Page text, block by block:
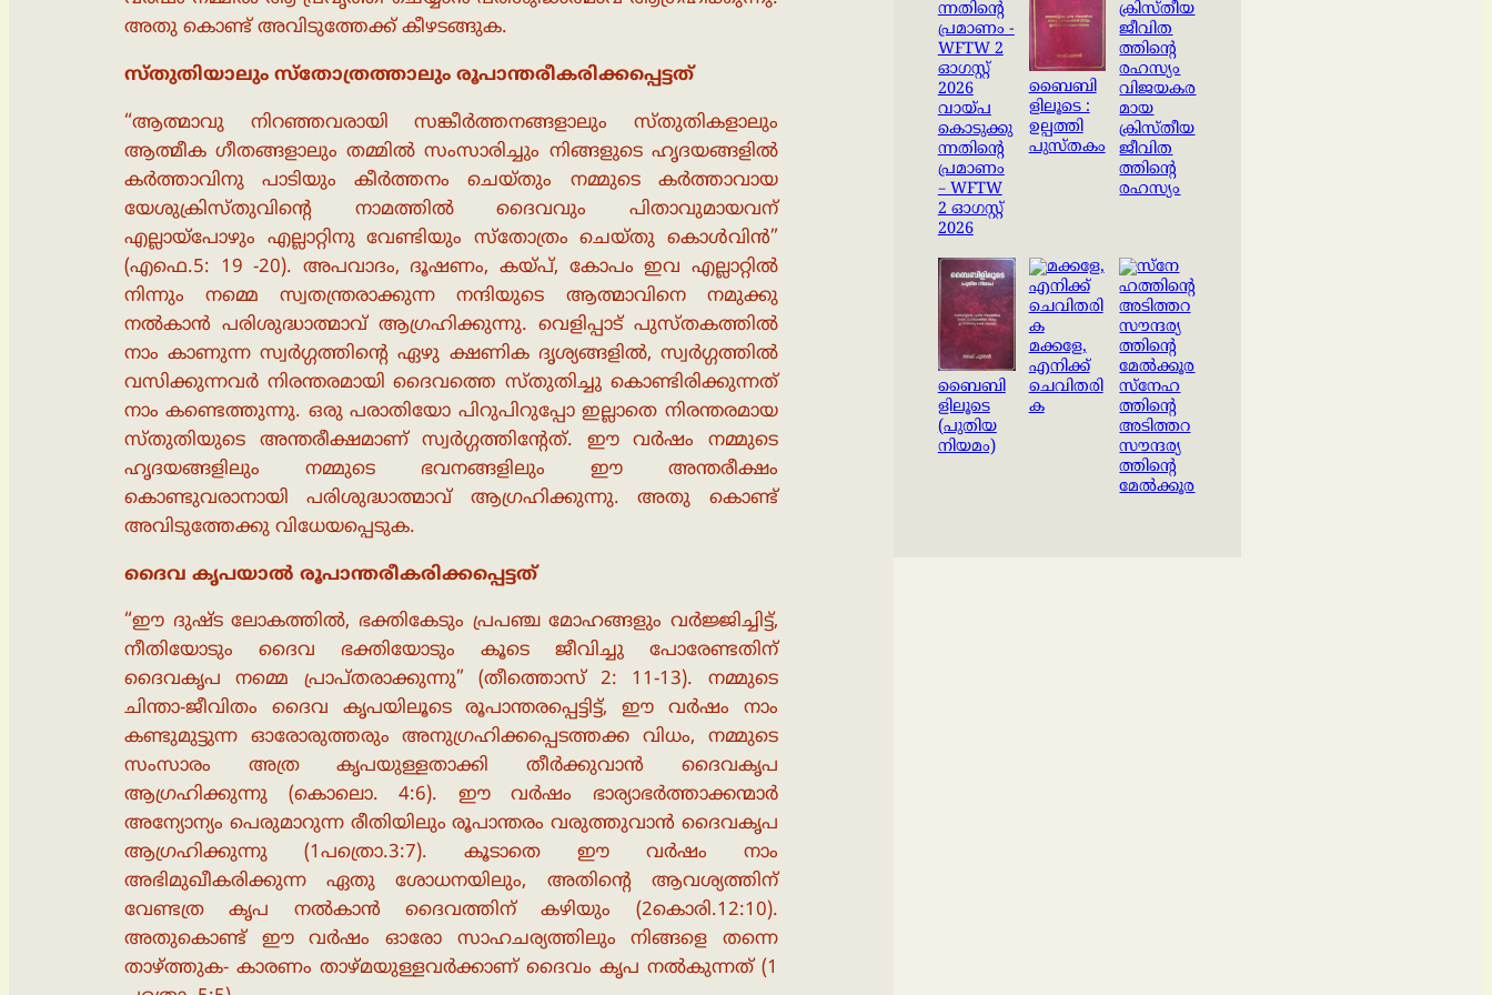
അതു കൊണ്ട് അവിടുത്തേക്ക് കീഴടങ്ങുക.
സ്തുതിയാലും സ്തോത്രത്താലും രൂപാന്തരീകരിക്കപ്പെട്ടത്
“ആത്മാവു നിറഞ്ഞവരായി സങ്കീർത്തനങ്ങളാലും സ്തുതികളാലും
ആത്മീക ഗീതങ്ങളാലും തമ്മിൽ സംസാരിച്ചും നിങ്ങളുടെ ഹൃദയങ്ങളിൽ
കർത്താവിനു പാടിയും കീർത്തനം ചെയ്തും നമ്മുടെ കർത്താവായ
യേശുക്രിസ്തുവിൻ്റെ നാമത്തിൽ ദൈവവും പിതാവുമായവന്
എല്ലായ്പോഴും എല്ലാറ്റിനു വേണ്ടിയും സ്തോത്രം ചെയ്തു കൊൾവിൻ”
(എഫെ.5: 19 -20). അപവാദം, ദൂഷണം, കയ്പ്, കോപം ഇവ എല്ലാറ്റിൽ
നിന്നും നമ്മെ സ്വതന്ത്രരാക്കുന്ന നന്ദിയുടെ ആത്മാവിനെ നമുക്കു
നൽകാൻ പരിശുദ്ധാത്മാവ് ആഗ്രഹിക്കുന്നു. വെളിപ്പാട് പുസ്തകത്തിൽ
നാം കാണുന്ന സ്വർഗ്ഗത്തിൻ്റെ ഏഴു ക്ഷണിക ദൃശ്യങ്ങളിൽ, സ്വർഗ്ഗത്തിൽ
വസിക്കുന്നവർ നിരന്തരമായി ദൈവത്തെ സ്തുതിച്ചു കൊണ്ടിരിക്കുന്നത്
നാം കണ്ടെത്തുന്നു. ഒരു പരാതിയോ പിറുപിറുപ്പോ ഇല്ലാതെ നിരന്തരമായ
സ്തുതിയുടെ അന്തരീക്ഷമാണ് സ്വർഗ്ഗത്തിൻ്റേത്. ഈ വർഷം നമ്മുടെ
ഹൃദയങ്ങളിലും നമ്മുടെ ഭവനങ്ങളിലും ഈ അന്തരീക്ഷം
കൊണ്ടുവരാനായി പരിശുദ്ധാത്മാവ് ആഗ്രഹിക്കുന്നു. അതു കൊണ്ട്
അവിടുത്തേക്കു വിധേയപ്പെടുക.
ദൈവ കൃപയാൽ രൂപാന്തരീകരിക്കപ്പെട്ടത്
“ഈ ദുഷ്ട ലോകത്തിൽ, ഭക്തികേടും പ്രപഞ്ച മോഹങ്ങളും വർജ്ജിച്ചിട്ട്,
നീതിയോടും ദൈവ ഭക്തിയോടും കൂടെ ജീവിച്ചു പോരേണ്ടതിന്
ദൈവകൃപ നമ്മെ പ്രാപ്തരാക്കുന്നു” (തീത്തൊസ് 2: 11-13). നമ്മുടെ
ചിന്താ-ജീവിതം ദൈവ കൃപയിലൂടെ രൂപാന്തരപ്പെട്ടിട്ട്, ഈ വർഷം നാം
കണ്ടുമുട്ടുന്ന ഓരോരുത്തരും അനുഗ്രഹിക്കപ്പെടത്തക്ക വിധം, നമ്മുടെ
സംസാരം അത്ര കൃപയുള്ളതാക്കി തീർക്കുവാൻ ദൈവകൃപ
ആഗ്രഹിക്കുന്നു (കൊലൊ. 4:6). ഈ വർഷം ഭാര്യാഭർത്താക്കന്മാർ
അന്യോന്യം പെരുമാറുന്ന രീതിയിലും രൂപാന്തരം വരുത്തുവാൻ ദൈവകൃപ
ആഗ്രഹിക്കുന്നു (1പത്രൊ.3:7). കൂടാതെ ഈ വർഷം നാം
അഭിമുഖീകരിക്കുന്ന ഏതു ശോധനയിലും, അതിൻ്റെ ആവശ്യത്തിന്
വേണ്ടത്ര കൃപ നൽകാൻ ദൈവത്തിന് കഴിയും (2കൊരി.12:10).
അതുകൊണ്ട് ഈ വർഷം ഓരോ സാഹചര്യത്തിലും നിങ്ങളെ തന്നെ
താഴ്ത്തുക- കാരണം താഴ്മയുള്ളവർക്കാണ് ദൈവം കൃപ നൽകുന്നത് (1
വായ്പ
കൊടുക്കു
ന്നതിന്റെ
പ്രമാണം
– WFTW
2 ഓഗസ്റ്റ്
2026
ബൈബി
ളിലൂടെ :
ഉല്പത്തി
പുസ്തകം
വിജയകര
മായ
ക്രിസ്തീയ
ജീവിത
ത്തിന്റെ
രഹസ്യം
ബൈബി
ളിലൂടെ
(പുതിയ
നിയമം)
മക്കളേ,
എനിക്ക്
ചെവിതരി
ക
സ്‌നേഹ
ത്തിൻ്റെ
അടിത്തറ
സൗന്ദര്യ
ത്തിൻ്റെ
മേല്‍ക്കൂര